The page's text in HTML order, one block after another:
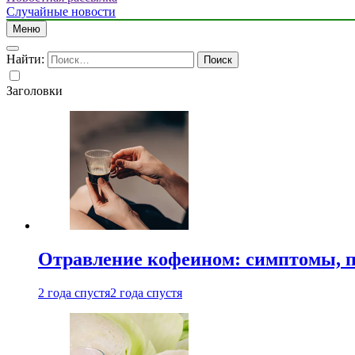
Случайные новости
Меню
Найти:
Заголовки
Отравление кофеином: симптомы,
2 года спустя2 года спустя